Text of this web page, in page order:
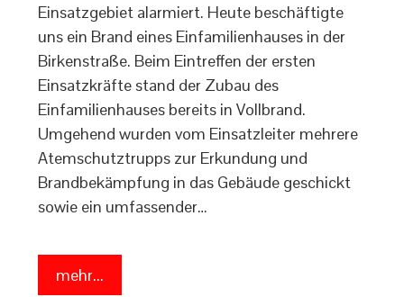
Einsatzgebiet alarmiert. Heute beschäftigte
uns ein Brand eines Einfamilienhauses in der
Birkenstraße. Beim Eintreffen der ersten
Einsatzkräfte stand der Zubau des
Einfamilienhauses bereits in Vollbrand.
Umgehend wurden vom Einsatzleiter mehrere
Atemschutztrupps zur Erkundung und
Brandbekämpfung in das Gebäude geschickt
sowie ein umfassender…
mehr...